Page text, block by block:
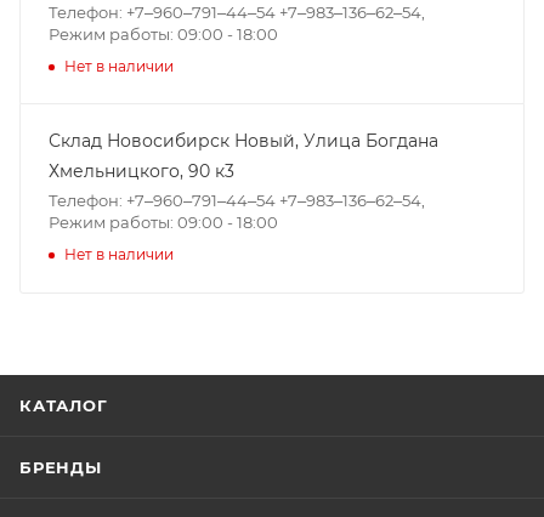
Телефон: +7‒960‒791‒44‒54 +7‒983‒136‒62‒54,
Режим работы: 09:00 - 18:00
Нет в наличии
Склад Новосибирск Новый, ​Улица Богдана
Хмельницкого, 90 к3
Телефон: +7‒960‒791‒44‒54 +7‒983‒136‒62‒54,
Режим работы: 09:00 - 18:00
Нет в наличии
КАТАЛОГ
БРЕНДЫ